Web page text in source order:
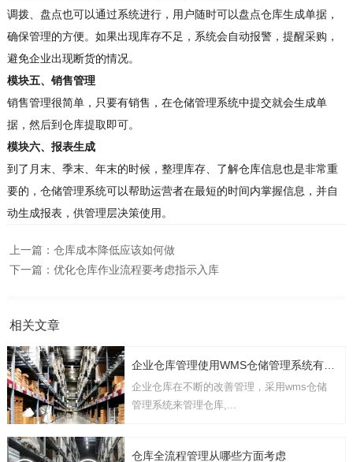
调拨、盘点也可以通过系统进行，用户随时可以盘点仓库生成单据，
确保管理的方便。如果出现库存不足，系统会自动报警，提醒采购，
避免企业出现断货的情况。
模块五、销售管理
销售管理很简单，只要有销售，在仓储管理系统中提交就会生成单
据，然后到仓库提取即可。
模块六、报表生成
到了月末、季末、年末的时候，整理库存、了解仓库信息也是非常重
要的，仓储管理系统可以帮助运营者在最短的时间内掌握信息，并自
动生成报表，供管理层决策使用。
上一篇： 仓库成本降低应该如何做
下一篇： 优化仓库作业流程要考虑指示入库
相关文章
企业仓库在不断的改善管理，采用wms仓储
管理系统来管理仓库,...
仓库全流程管理从哪些方面考虑